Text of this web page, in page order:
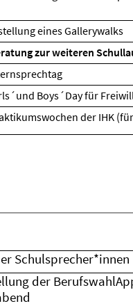
eines Gallerywalks
zur weiteren
Boys´Day für
der IHK
Schulsprecher*innen
der